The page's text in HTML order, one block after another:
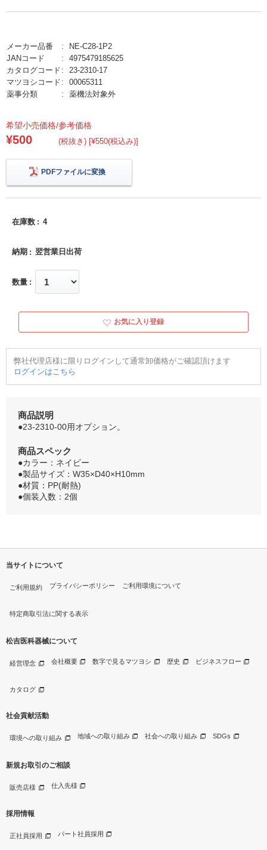
メーカー品番
NE-C28-1P2
JANコード
4975479185625
カタログコード
23-2310-17
マツヨシコード
00065311
薬事分類
薬機法対象外
希望小売価格/参考価格
¥500 (税抜き) [¥550(税込み)]
PDFファイルに変換
在庫数 4
納期 翌営業日出荷
数量
お気に入り登録
弊社代理店様に限りログインして通常卸価格がご確認頂けます
ログインはこちら
商品説明
●23-2310-00用オプション。
商品スペック
●カラー：ネイビー
●製品サイズ：W35×D40×H10mm
●材質：PP(耐熱)
●個装入数：2個
当サイトについて
ご利用規約 プライバシーポリシー ご利用環境について
特定商取引法に関する表示
松吉医科器械について
経営理念 会社概要 数字で見るマツヨシ 歴史 ビジネスフロー
カタログ
社会貢献活動
環境への取り組み 地域への取り組み 社会への取り組み SDGs
新規お取引のご相談
販売店様 仕入先様
採用情報
正社員採用 パート社員採用